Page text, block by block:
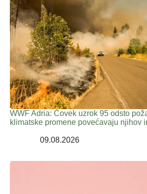
WWF Adria: Čovek uzrok 95 odsto
klimatske promene povećavaju njihov
09.08.2026